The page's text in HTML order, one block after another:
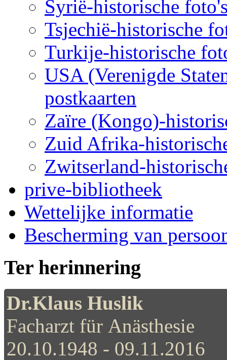
Syrië-historische
Tsjechië-historische
Turkije-historische
USA (Verenigde
postkaarten
Zaïre (Kongo)-
Zuid Afrika-
Zwitserland-
prive-bibliotheek
Wettelijke informatie
Bescherming van
Ter herinnering
Dr.Klaus Huslik
Facharzt für Anästhesie
20.10.1948 - 09.11.2016